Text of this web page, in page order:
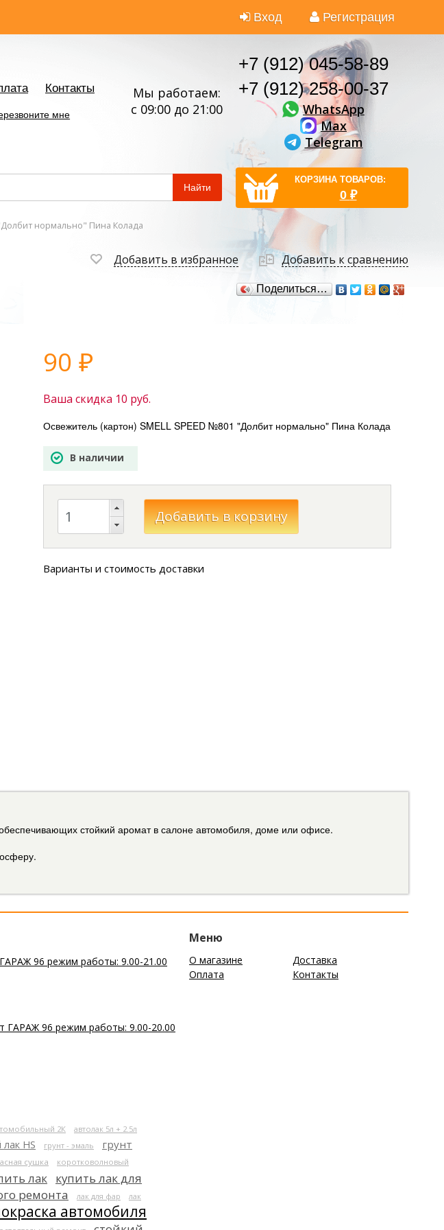
Вход Регистрация
Контакты
мне
Мы работаем:
с 09:00 до 21:00
+7 (912) 045-58-89
+7 (912) 258-00-37
WhatsApp
Max
Telegram
Найти
КОРЗИНА ТОВАРОВ:
0 ₽
нормально" Пина Колада
Добавить в избранное Добавить к сравнению
Поделиться…
90 ₽
Ваша скидка 10 руб.
Освежитель (картон) SMELL SPEED №801 "Долбит нормально" Пина Колада
В наличии
Варианты и стоимость доставки
стойкий аромат в салоне автомобиля, доме или офисе.
96 режим работы: 9.00-21.00
ГАРАЖ 96 режим работы: 9.00-20.00
2К
автолак 5л + 2.5л
HS грунт - эмаль
грунт
сушка
коротковолновый
лак купить лак для
ремонта лак для фар
лак
автомобиля
Меню
О магазине
Доставка
Оплата
Контакты